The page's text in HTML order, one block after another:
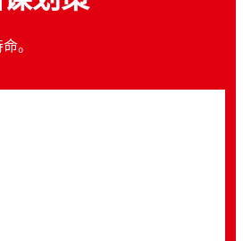
。